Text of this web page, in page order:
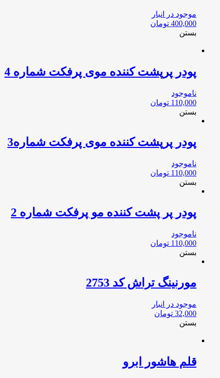
موجود در انبار
400,000 تومان
بستن
پودر پرپشت کننده موی پرفکت شماره 4
ناموجود
110,000 تومان
بستن
پودر پرپشت کننده موی پرفکت شماره3
ناموجود
110,000 تومان
بستن
پودر پر پشت کننده مو پرفکت شماره 2
ناموجود
110,000 تومان
بستن
مورنینگ تراش کد 2753
موجود در انبار
32,000 تومان
بستن
قلم هاشور ابرو